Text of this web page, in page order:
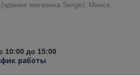
магазина Serge), Минск,
10:00 до 15:00
работы